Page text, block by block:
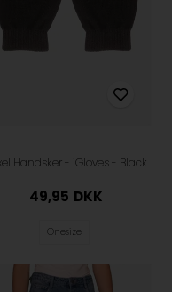
Handsker - iGloves - Black
49,95 DKK
Onesize